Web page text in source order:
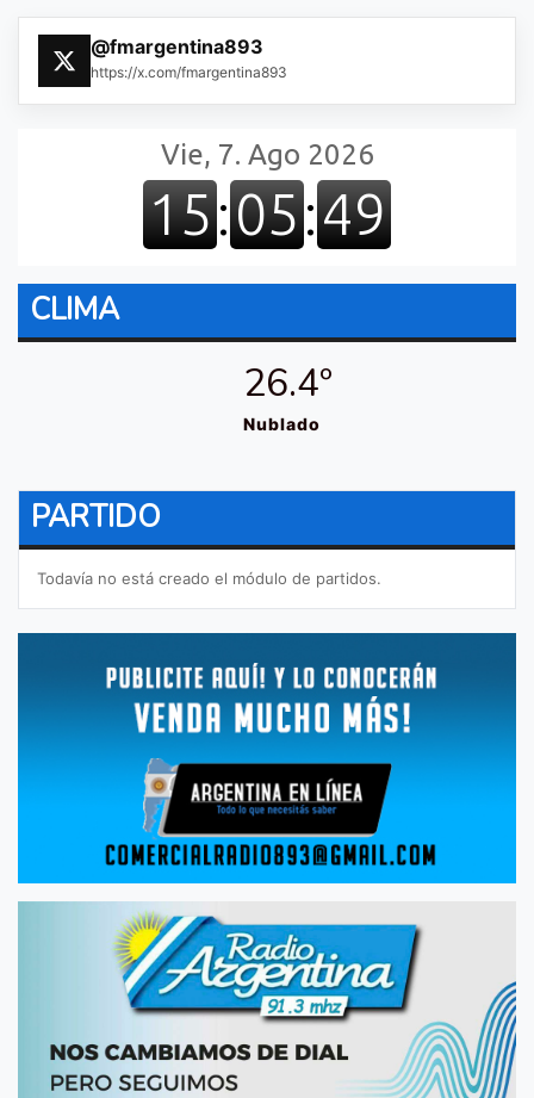
@fmargentina893
https://x.com/fmargentina893
CLIMA
26.4º
Nublado
PARTIDO
Todavía no está creado el módulo de partidos.